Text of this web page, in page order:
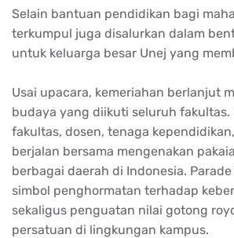
Selain bantuan pendidikan bagi
terkumpul juga disalurkan dalam
untuk keluarga besar Unej yang
Usai upacara, kemeriahan berlanjut
budaya yang diikuti seluruh fakultas.
fakultas, dosen, tenaga
berjalan bersama mengenakan
berbagai daerah di Indonesia.
simbol penghormatan terhadap
sekaligus penguatan nilai gotong
persatuan di lingkungan kampus.